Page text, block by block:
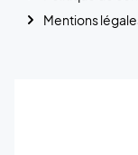
Mentions